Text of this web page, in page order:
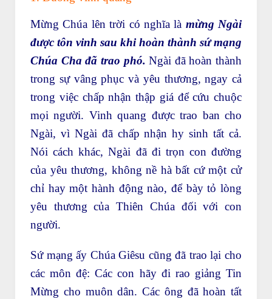
Mừng Chúa lên trời có nghĩa là mừng Ngài
được tôn vinh sau khi hoàn thành sứ mạng
Chúa Cha đã trao phó. Ngài đã hoàn thành
trong sự vâng phục và yêu thương, ngay cả
trong việc chấp nhận thập giá để cứu chuộc
mọi người. Vinh quang được trao ban cho
Ngài, vì Ngài đã chấp nhận hy sinh tất cả.
Nói cách khác, Ngài đã đi trọn con đường
của yêu thương, không nề hà bất cứ một cử
chỉ hay một hành động nào, để bày tỏ lòng
yêu thương của Thiên Chúa đối với con
người.
Sứ mạng ấy Chúa Giêsu cũng đã trao lại cho
các môn đệ: Các con hãy đi rao giảng Tin
Mừng cho muôn dân. Các ông đã hoàn tất